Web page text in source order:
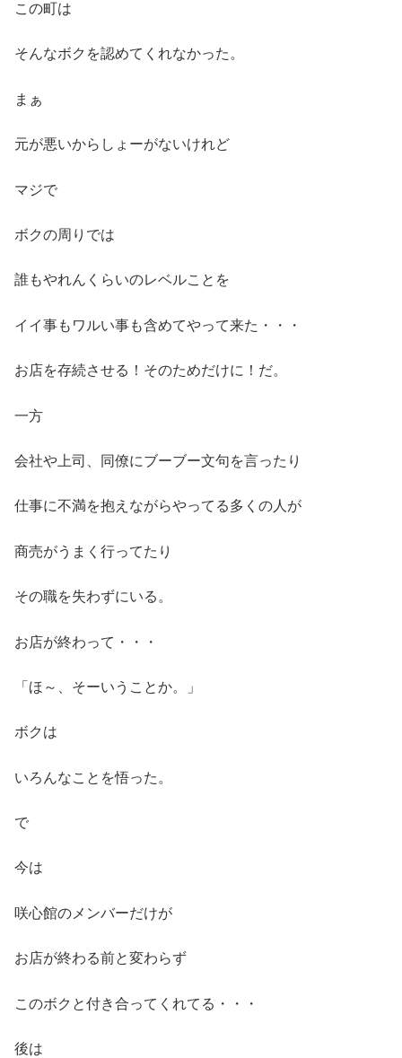
この町は
そんなボクを認めてくれなかった。
まぁ
元が悪いからしょーがないけれど
マジで
ボクの周りでは
誰もやれんくらいのレベルことを
イイ事もワルい事も含めてやって来た・・・
お店を存続させる！そのためだけに！だ。
一方
会社や上司、同僚にブーブー文句を言ったり
仕事に不満を抱えながらやってる多くの人が
商売がうまく行ってたり
その職を失わずにいる。
お店が終わって・・・
「ほ～、そーいうことか。」
ボクは
いろんなことを悟った。
で
今は
咲心館のメンバーだけが
お店が終わる前と変わらず
このボクと付き合ってくれてる・・・
後は